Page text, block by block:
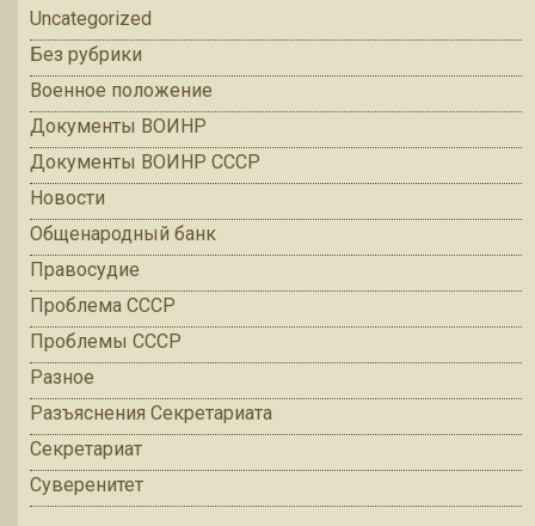
Uncategorized
Без рубрики
Военное положение
Документы ВОИНР
Документы ВОИНР СССР
Новости
Общенародный банк
Правосудие
Проблема СССР
Проблемы СССР
Разное
Разъяснения Секретариата
Секретариат
Суверенитет